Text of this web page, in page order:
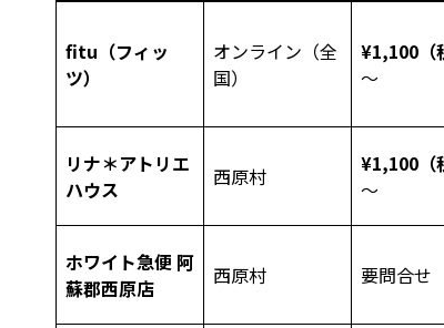
fitu（フィッ
ツ）
オンライン（全
国）
¥1,100（
～
リナ＊アトリエ
ハウス
西原村
¥1,100（
～
ホワイト急便 阿
蘇郡西原店
西原村 要問合せ